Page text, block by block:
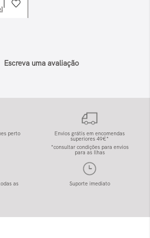
Escreva uma avaliação
perto Envios grátis em encomendas
superiores 49€*
*consultar condições para envios
para as Ilhas
as Suporte imediato